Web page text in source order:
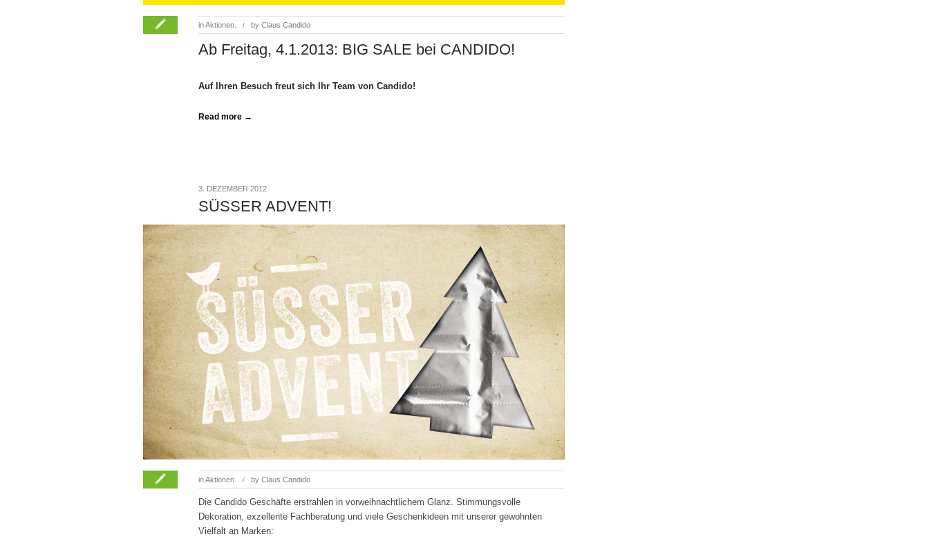
inAktionen. / by Claus Candido
Ab Freitag, 4.1.2013: BIG SALE bei CANDIDO!
Auf Ihren Besuch freut sich Ihr Team von Candido!
Read more →
SÜSSER ADVENT!
inAktionen. / by Claus Candido
3. DEZEMBER 2012
Die Candido Geschäfte erstrahlen in vorweihnachtlichem Glanz. Stimmungsvolle
Dekoration, exzellente Fachberatung und viele Geschenkideen mit unserer gewohnten
Vielfalt an Marken: